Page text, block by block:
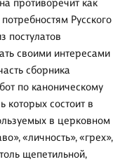
противоречит как
Русского
постулатов
своими интересами
сборника
по каноническому
которых состоит в
в церковном
«личность», «грех»,
щепетильной,